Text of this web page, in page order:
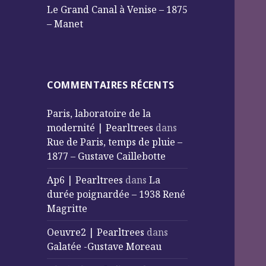
Le Grand Canal à Venise – 1875
– Manet
COMMENTAIRES RÉCENTS
Paris, laboratoire de la
modernité | Pearltrees dans
Rue de Paris, temps de pluie –
1877 – Gustave Caillebotte
Ap6 | Pearltrees dansLa
durée poignardée – 1938 René
Magritte
Oeuvre2 | Pearltrees dans
Galatée -Gustave Moreau